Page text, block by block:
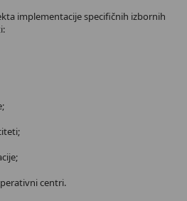
implementacije specifičnih izbornih
centri.